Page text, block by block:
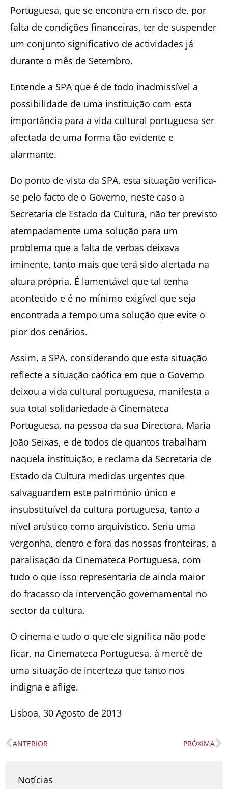
Portuguesa, que se encontra em risco de, por
falta de condições financeiras, ter de suspender
um conjunto significativo de actividades já
durante o mês de Setembro.
Entende a SPA que é de todo inadmissível a
possibilidade de uma instituição com esta
importância para a vida cultural portuguesa ser
afectada de uma forma tão evidente e
alarmante.
Do ponto de vista da SPA, esta situação verifica-
se pelo facto de o Governo, neste caso a
Secretaria de Estado da Cultura, não ter previsto
atempadamente uma solução para um
problema que a falta de verbas deixava
iminente, tanto mais que terá sido alertada na
altura própria. É lamentável que tal tenha
acontecido e é no mínimo exigível que seja
encontrada a tempo uma solução que evite o
pior dos cenários.
Assim, a SPA, considerando que esta situação
reflecte a situação caótica em que o Governo
deixou a vida cultural portuguesa, manifesta a
sua total solidariedade à Cinemateca
Portuguesa, na pessoa da sua Directora, Maria
João Seixas, e de todos de quantos trabalham
naquela instituição, e reclama da Secretaria de
Estado da Cultura medidas urgentes que
salvaguardem este património único e
insubstituível da cultura portuguesa, tanto a
nível artístico como arquivístico. Seria uma
vergonha, dentro e fora das nossas fronteiras, a
paralisação da Cinemateca Portuguesa, com
tudo o que isso representaria de ainda maior
do fracasso da intervenção governamental no
sector da cultura.
O cinema e tudo o que ele significa não pode
ficar, na Cinemateca Portuguesa, à mercê de
uma situação de incerteza que tanto nos
indigna e aflige.
Lisboa, 30 Agosto de 2013
Prev
ANTERIOR PRÓXIMA
Notícias